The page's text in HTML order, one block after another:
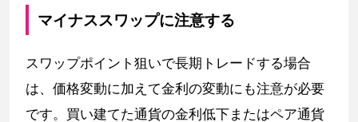
マイナススワップに注意する
スワップポイント狙いで長期トレードする場合
は、価格変動に加えて金利の変動にも注意が必要
です。買い建てた通貨の金利低下またはペア通貨